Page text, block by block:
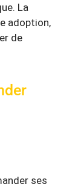
La
adoption,
de
ses